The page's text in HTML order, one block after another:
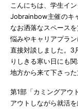
こんにちは、学生イ
Jobrainbow主催のキ
なお洒落なスペース
悩みやキャリアプラ
直接対談しました。3
りしきる寒い日にも
地方から来て下さった
第1部「カミングアウ
アウトしながら就活